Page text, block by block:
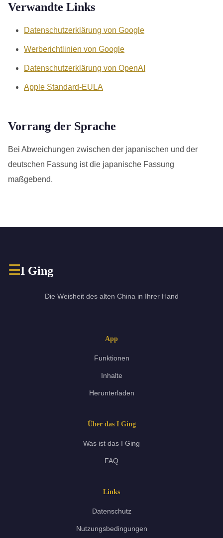
Verwandte Links
Datenschutzerklärung von Google
Werberichtlinien von Google
Datenschutzerklärung von OpenAI
Apple Standard-EULA
Vorrang der Sprache
Bei Abweichungen zwischen der japanischen und der
deutschen Fassung ist die japanische Fassung
maßgebend.
☰I Ging
Die Weisheit des alten China in Ihrer Hand
App
Funktionen
Inhalte
Herunterladen
Über das I Ging
Was ist das I Ging
FAQ
Links
Datenschutz
Nutzungsbedingungen